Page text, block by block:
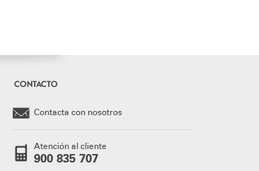
CONTACTO
Contacta con nosotros
Atención al cliente
900 835 707